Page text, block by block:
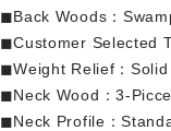
◼︎Back Woods：
◼︎Customer Selected
◼︎Weight Relief：
◼︎Neck Wood：3-
◼︎Neck Profile：